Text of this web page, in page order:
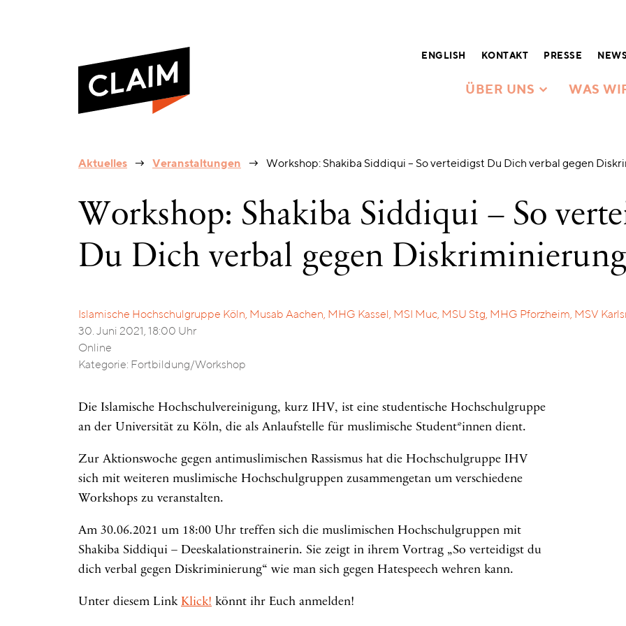
ENGLISH KONTAKT PRESSE
ÜBER UNS WAS
Aktuelles Veranstaltungen Workshop: Shakiba Siddiqui – So verteidigst Du Dich verbal gegen
Workshop: Shakiba Siddiqui – So
Du Dich verbal gegen Diskriminierung
Islamische Hochschulgruppe Köln, Musab Aachen, MHG Kassel, MSI Muc, MSU Stg, MHG Pforzheim, MSV
30. Juni 2021, 18:00 Uhr
Online
Kategorie: Fortbildung/Workshop
Die Islamische Hochschulvereinigung, kurz IHV, ist eine studentische Hochschulgruppe
an der Universität zu Köln, die als Anlaufstelle für muslimische Student*innen dient.
Zur Aktionswoche gegen antimuslimischen Rassismus hat die Hochschulgruppe IHV
sich mit weiteren muslimische Hochschulgruppen zusammengetan um verschiedene
Workshops zu veranstalten.
Am 30.06.2021 um 18:00 Uhr treffen sich die muslimischen Hochschulgruppen mit
Shakiba Siddiqui – Deeskalationstrainerin. Sie zeigt in ihrem Vortrag „So verteidigst du
dich verbal gegen Diskriminierung“ wie man sich gegen Hatespeech wehren kann.
Unter diesem Link Klick! könnt ihr Euch anmelden!